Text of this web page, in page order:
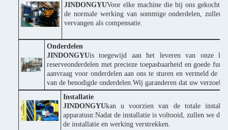
JINDONGYUVoor elke machine die bij ons gekocht
de normale werking van sommige onderdelen, zullen
vervangen als compensatie.
Onderdelen
JINDONGYUis toegewijd aan het leveren van onze
reserveonderdelen met precieze toepasbaarheid en goede
aanvraag voor onderdelen aan ons te sturen en vermeld de
van de benodigde onderdelen.Wij garanderen dat uw verzoek
Installatie
JINDONGYUkan u voorzien van de totale
apparatuur.Nadat de installatie is voltooid, zullen we de
de installatie en werking verstrekken.